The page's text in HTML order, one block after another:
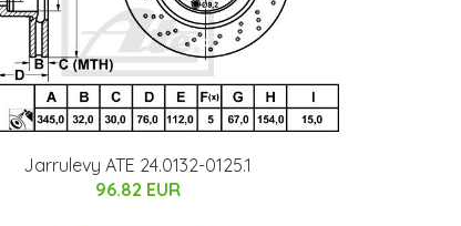
Jarrulevy ATE 24.0132-0125.1
96.82 EUR